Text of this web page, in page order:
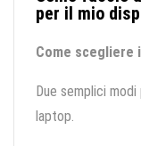
per il mio
Come scegliere
Due semplici
laptop.